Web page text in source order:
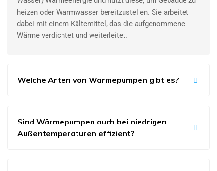
heizen oder Warmwasser bereitzustellen. Sie arbeitet
dabei mit einem Kältemittel, das die aufgenommene
Wärme verdichtet und weiterleitet.
Welche Arten von Wärmepumpen gibt es?
Sind Wärmepumpen auch bei niedrigen
Außentemperaturen effizient?